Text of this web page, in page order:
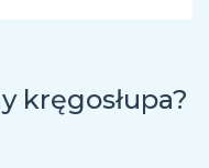
kręgosłupa?